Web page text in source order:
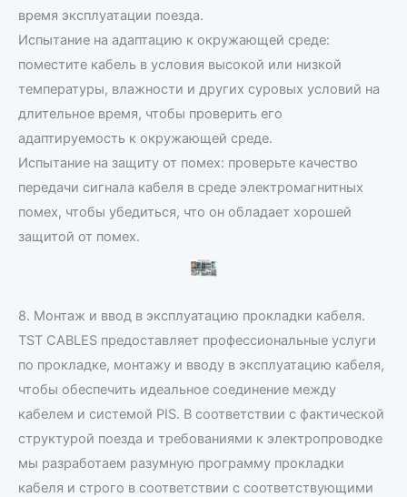
время эксплуатации поезда.
Испытание на адаптацию к окружающей среде:
поместите кабель в условия высокой или низкой
температуры, влажности и других суровых условий на
длительное время, чтобы проверить его
адаптируемость к окружающей среде.
Испытание на защиту от помех: проверьте качество
передачи сигнала кабеля в среде электромагнитных
помех, чтобы убедиться, что он обладает хорошей
защитой от помех.
8. Монтаж и ввод в эксплуатацию прокладки кабеля.
TST CABLES предоставляет профессиональные услуги
по прокладке, монтажу и вводу в эксплуатацию кабеля,
чтобы обеспечить идеальное соединение между
кабелем и системой PIS. В соответствии с фактической
структурой поезда и требованиями к электропроводке
мы разработаем разумную программу прокладки
кабеля и строго в соответствии с соответствующими